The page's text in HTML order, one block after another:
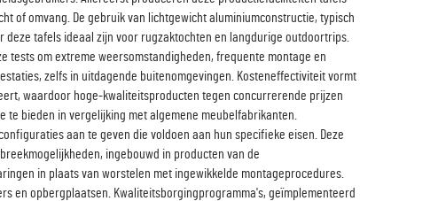
of omvang. De gebruik van lichtgewicht aluminiumconstructie, typisch
tafels ideaal zijn voor rugzaktochten en langdurige outdoortrips.
tests om extreme weersomstandigheden, frequente montage en
zelfs in uitdagende buitenomgevingen. Kosteneffectiviteit vormt
waardoor hoge-kwaliteitsproducten tegen concurrerende prijzen
bieden in vergelijking met algemene meubelfabrikanten.
aan te geven die voldoen aan hun specifieke eisen. Deze
ingebouwd in producten van de
in plaats van worstelen met ingewikkelde montageprocedures.
en opbergplaatsen. Kwaliteitsborgingprogramma's, geïmplementeerd